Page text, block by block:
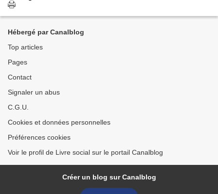
Hébergé par Canalblog
Top articles
Pages
Contact
Signaler un abus
C.G.U.
Cookies et données personnelles
Préférences cookies
Voir le profil de Livre social sur le portail Canalblog
Créer un blog sur Canalblog